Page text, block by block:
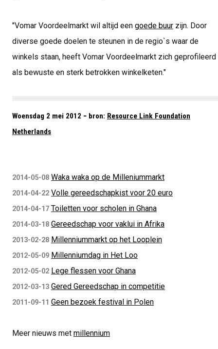
"Vomar Voordeelmarkt wil altijd een goede buurzijn. Door
diverse goede doelen te steunen in de regio`s waar de
winkels staan, heeft Vomar Voordeelmarkt zich geprofileerd
als bewuste en sterk betrokken winkelketen."
Woensdag 2 mei 2012 − bron: Resource Link Foundation
Netherlands
2014-05-08 Waka waka op de Milleniummarkt
2014-04-22 Volle gereedschapkist voor 20 euro
2014-04-17 Toiletten voor scholen in Ghana
2014-03-18 Gereedschap voor vaklui in Afrika
2013-02-28 Millenniummarkt op het Looplein
2012-05-09 Millenniumdag in Het Loo
2012-05-02 Lege flessen voor Ghana
2012-03-13 Gered Gereedschap in competitie
2011-09-11 Geen bezoek festival in Polen
Meer nieuws met millennium